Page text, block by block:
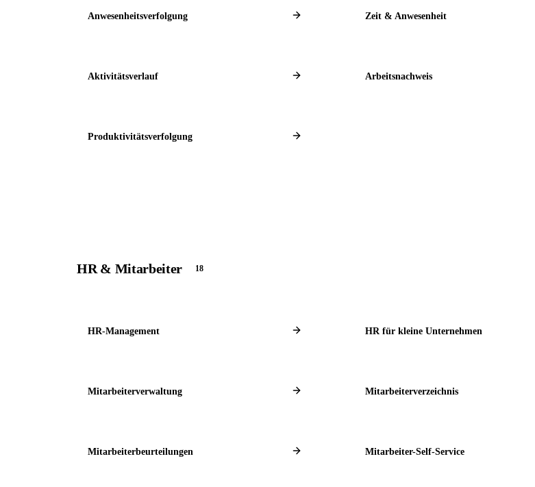
Anwesenheitsverfolgung Zeit & Anwesenheit
Aktivitätsverlauf Arbeitsnachweis
Produktivitätsverfolgung
HR & Mitarbeiter 18
HR-Management HR für kleine Unternehmen
Mitarbeiterverwaltung Mitarbeiterverzeichnis
Mitarbeiterbeurteilungen Mitarbeiter-Self-Service